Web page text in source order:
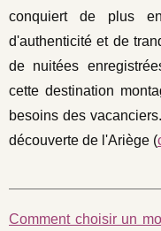
conquiert de plus
d'authenticité et de
de nuitées
cette destination
besoins des
découverte de l'Ariège (
Comment choisir un